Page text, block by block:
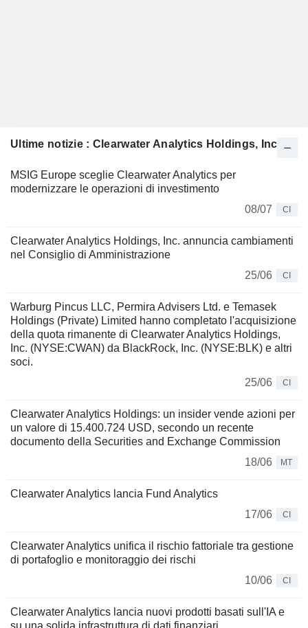
Ultime notizie : Clearwater Analytics Holdings, Inc.
MSIG Europe sceglie Clearwater Analytics per
modernizzare le operazioni di investimento
08/07
CI
Clearwater Analytics Holdings, Inc. annuncia cambiamenti
nel Consiglio di Amministrazione
25/06
CI
Warburg Pincus LLC, Permira Advisers Ltd. e Temasek
Holdings (Private) Limited hanno completato l'acquisizione
della quota rimanente di Clearwater Analytics Holdings,
Inc. (NYSE:CWAN) da BlackRock, Inc. (NYSE:BLK) e altri
soci.
25/06
CI
Clearwater Analytics Holdings: un insider vende azioni per
un valore di 15.400.724 USD, secondo un recente
documento della Securities and Exchange Commission
18/06
MT
Clearwater Analytics lancia Fund Analytics
17/06
CI
Clearwater Analytics unifica il rischio fattoriale tra gestione
di portafoglio e monitoraggio dei rischi
10/06
CI
Clearwater Analytics lancia nuovi prodotti basati sull'IA e